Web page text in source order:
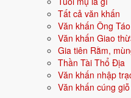
Tất cả văn khấn
Văn khấn Ông Táo
Văn khấn Giao
Gia tiên Rằm,
Thần Tài Thổ Địa
Văn khấn nhập
Văn khấn cúng giỗ
Nhập trạch
Trong tháng 10/2029 có 13 ngày
15/10, 21/10.
✅ NGÀY ĐẸP NHẤT
T3 ·Nhâm Thân· 2/9 âm